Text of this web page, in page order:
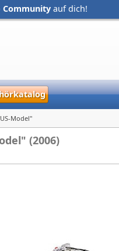
Community auf dich!
Model"
(2006)